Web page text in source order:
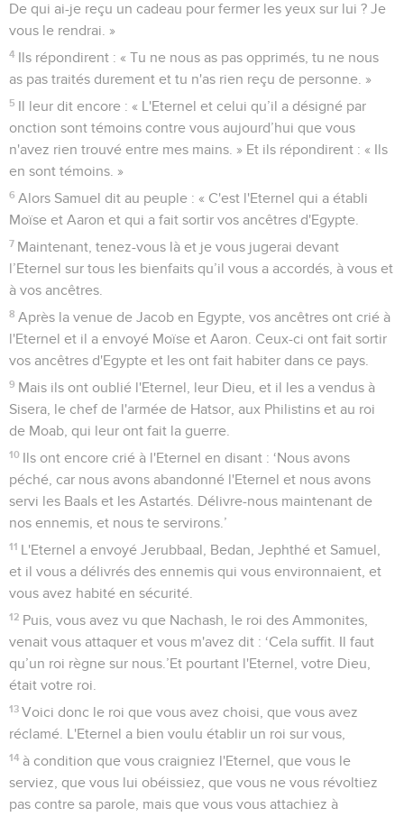
De qui ai-je reçu un cadeau pour fermer les yeux sur lui ? Je
vous le rendrai. »
4 Ils répondirent : « Tu ne nous as pas opprimés, tu ne nous
as pas traités durement et tu n'as rien reçu de personne. »
5 Il leur dit encore : « L'Eternel et celui qu’il a désigné par
onction sont témoins contre vous aujourd’hui que vous
n'avez rien trouvé entre mes mains. » Et ils répondirent : « Ils
en sont témoins. »
6 Alors Samuel dit au peuple : « C'est l'Eternel qui a établi
Moïse et Aaron et qui a fait sortir vos ancêtres d'Egypte.
7 Maintenant, tenez-vous là et je vous jugerai devant
l’Eternel sur tous les bienfaits qu’il vous a accordés, à vous et
à vos ancêtres.
8 Après la venue de Jacob en Egypte, vos ancêtres ont crié à
l'Eternel et il a envoyé Moïse et Aaron. Ceux-ci ont fait sortir
vos ancêtres d'Egypte et les ont fait habiter dans ce pays.
9 Mais ils ont oublié l'Eternel, leur Dieu, et il les a vendus à
Sisera, le chef de l'armée de Hatsor, aux Philistins et au roi
de Moab, qui leur ont fait la guerre.
10 Ils ont encore crié à l'Eternel en disant : ‘Nous avons
péché, car nous avons abandonné l'Eternel et nous avons
servi les Baals et les Astartés. Délivre-nous maintenant de
nos ennemis, et nous te servirons.’
11 L'Eternel a envoyé Jerubbaal, Bedan, Jephthé et Samuel,
et il vous a délivrés des ennemis qui vous environnaient, et
vous avez habité en sécurité.
12 Puis, vous avez vu que Nachash, le roi des Ammonites,
venait vous attaquer et vous m'avez dit : ‘Cela suffit. Il faut
qu’un roi règne sur nous.’Et pourtant l'Eternel, votre Dieu,
était votre roi.
13 Voici donc le roi que vous avez choisi, que vous avez
réclamé. L'Eternel a bien voulu établir un roi sur vous,
14 à condition que vous craigniez l'Eternel, que vous le
serviez, que vous lui obéissiez, que vous ne vous révoltiez
pas contre sa parole, mais que vous vous attachiez à